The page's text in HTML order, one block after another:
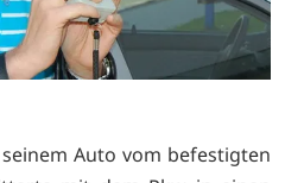
Auto vom befestigten